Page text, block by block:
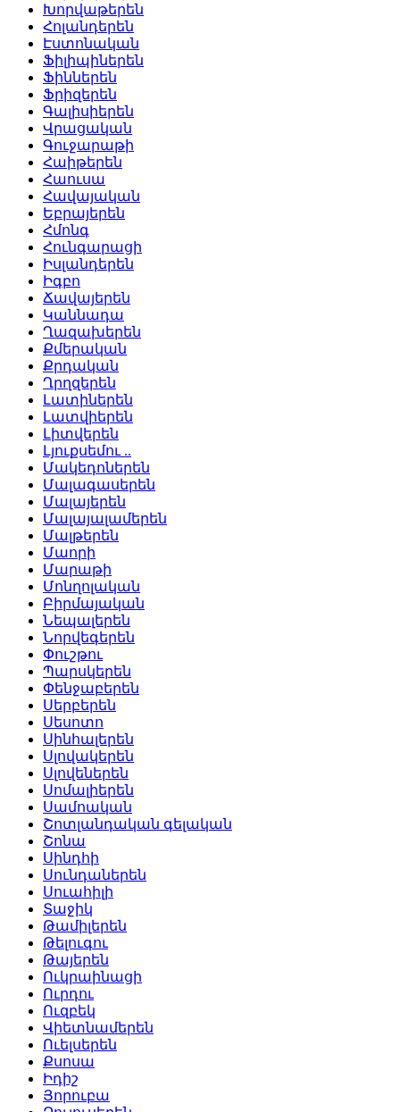
Խորվաթերեն
Հոլանդերեն
Էստոնական
Ֆիլիպիներեն
Ֆիններեն
Ֆրիզերեն
Գալիսիերեն
Վրացական
Գուջարաթի
Հաիթերեն
Հաուսա
Հավայական
Եբրայերեն
Հմոնգ
Հունգարացի
Իսլանդերեն
Իգբո
Ճավայերեն
Կաննադա
Ղազախերեն
Քմերական
Քրդական
Ղրղզերեն
Լատիներեն
Լատվիերեն
Լիտվերեն
Լյուքսեմու ..
Մակեդոներեն
Մալագասերեն
Մալայերեն
Մալայալամերեն
Մալթերեն
Մաորի
Մարաթի
Մոնղոլական
Բիրմայական
Նեպալերեն
Նորվեգերեն
Փուշթու
Պարսկերեն
Փենջաբերեն
Սերբերեն
Սեսոտո
Սինհալերեն
Սլովակերեն
Սլովեներեն
Սոմալիերեն
Սամոական
Շոտլանդական գելական
Շոնա
Սինդհի
Սունդաներեն
Սուահիլի
Տաջիկ
Թամիլերեն
Թելուգու
Թայերեն
Ուկրաինացի
Ուրդու
Ուզբեկ
Վիետնամերեն
Ուելսերեն
Քսոսա
Իդիշ
Յորուբա